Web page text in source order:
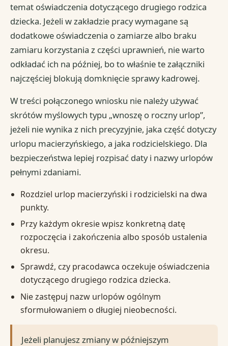
temat oświadczenia dotyczącego drugiego rodzica
dziecka. Jeżeli w zakładzie pracy wymagane są
dodatkowe oświadczenia o zamiarze albo braku
zamiaru korzystania z części uprawnień, nie warto
odkładać ich na później, bo to właśnie te załączniki
najczęściej blokują domknięcie sprawy kadrowej.
W treści połączonego wniosku nie należy używać
skrótów myślowych typu „wnoszę o roczny urlop”,
jeżeli nie wynika z nich precyzyjnie, jaka część dotyczy
urlopu macierzyńskiego, a jaka rodzicielskiego. Dla
bezpieczeństwa lepiej rozpisać daty i nazwy urlopów
pełnymi zdaniami.
Rozdziel urlop macierzyński i rodzicielski na dwa
punkty.
Przy każdym okresie wpisz konkretną datę
rozpoczęcia i zakończenia albo sposób ustalenia
okresu.
Sprawdź, czy pracodawca oczekuje oświadczenia
dotyczącego drugiego rodzica dziecka.
Nie zastępuj nazw urlopów ogólnym
sformułowaniem o długiej nieobecności.
Jeżeli planujesz zmiany w późniejszym